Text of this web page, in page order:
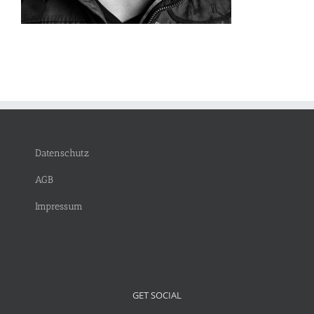
Datenschutz
AGB
Impressum
GET SOCIAL